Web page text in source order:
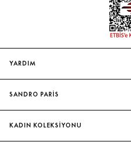
YARDIM
TESLIMAT VE İADE
SANDRO PARİS
KADIN KOLEKSİYONU